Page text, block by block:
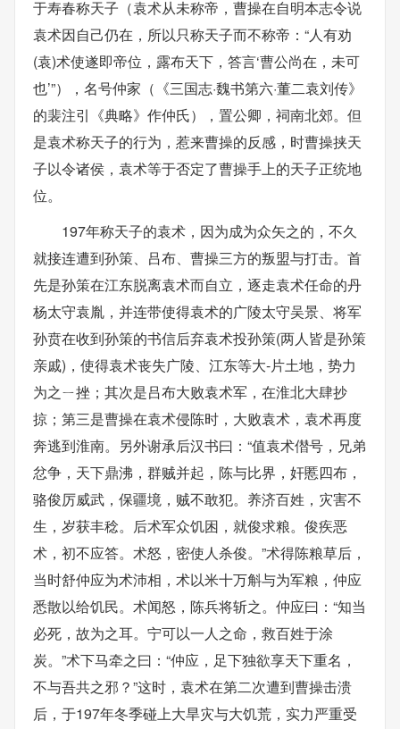
于寿春称天子（袁术从未称帝，曹操在自明本志令说
袁术因自己仍在，所以只称天子而不称帝：“人有劝
(袁)术使遂即帝位，露布天下，答言‘曹公尚在，未可
也’”），名号仲家（《三国志·魏书第六·董二袁刘传》
的裴注引《典略》作仲氏），置公卿，祠南北郊。但
是袁术称天子的行为，惹来曹操的反感，时曹操挟天
子以令诸侯，袁术等于否定了曹操手上的天子正统地
位。
197年称天子的袁术，因为成为众矢之的，不久
就接连遭到孙策、吕布、曹操三方的叛盟与打击。首
先是孙策在江东脱离袁术而自立，逐走袁术任命的丹
杨太守袁胤，并连带使得袁术的广陵太守吴景、将军
孙贲在收到孙策的书信后弃袁术投孙策(两人皆是孙策
亲戚)，使得袁术丧失广陵、江东等大-片土地，势力
为之ㄧ挫；其次是吕布大败袁术军，在淮北大肆抄
掠；第三是曹操在袁术侵陈时，大败袁术，袁术再度
奔逃到淮南。另外谢承后汉书曰：“值袁术僣号，兄弟
忿争，天下鼎沸，群贼并起，陈与比界，奸慝四布，
骆俊厉威武，保疆境，贼不敢犯。养济百姓，灾害不
生，岁获丰稔。后术军众饥困，就俊求粮。俊疾恶
术，初不应答。术怒，密使人杀俊。”术得陈粮草后，
当时舒仲应为术沛相，术以米十万斛与为军粮，仲应
悉散以给饥民。术闻怒，陈兵将斩之。仲应曰：“知当
必死，故为之耳。宁可以一人之命，救百姓于涂
炭。”术下马牵之曰：“仲应，足下独欲享天下重名，
不与吾共之邪？”这时，袁术在第二次遭到曹操击溃
后，于197年冬季碰上大旱灾与大饥荒，实力严重受